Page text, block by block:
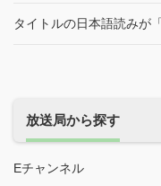
タイトルの日本語読みが
放送局から探す
Eチャンネル